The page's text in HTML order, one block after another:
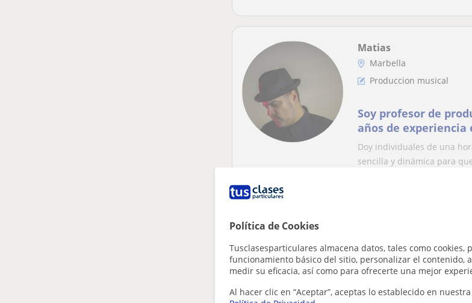
Política de Cookies
Tusclasesparticulares almacena datos, tales como cookies,
funcionamiento básico del sitio, personalizar el contenido,
medir su eficacia, así como para ofrecerte una mejor
Al hacer clic en “Aceptar”, aceptas lo establecido en nuestra
Matias
Marbella
Produccion musical
Soy profesor de
años de experiencia
niveles.
Doy individuales de una
sencilla y dinámica para
Música
Imparto clases de
secundaria, piano e